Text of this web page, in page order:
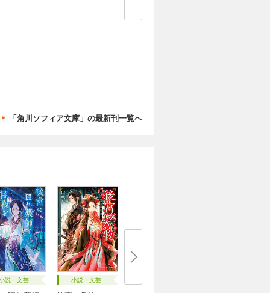
「角川ソフィア文庫」の最新刊一覧へ
説・文芸 小説・文芸